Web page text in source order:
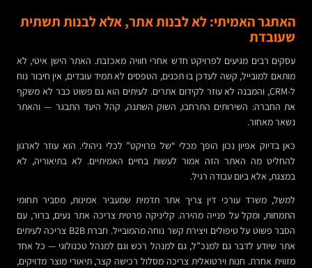
האתגר האמיתי: לא לבנות אתר, אלא לבנות תשתית
שעובדת
עסקים רבים מגיעים לפרויקט חדש אחרי חוויה מאכזבת. האתר הישן איטי, לא
מותאם למובייל, קשה לעדכן בו תכנים, הטפסים לא תמיד עובדים, אין חיבור נוח
ל-CRM, והמבנה לא עוזר לקידום אתרים. לעיתים הוא גם פשוט כבר לא משקף
את החברה: השירותים התרחבו, השוק השתנה, קהל היעד התבגר — והאתר
נשאר מאחור.
כאן בדיוק אפיון נכון הופך מכלי “של פרויקט” לכלי ניהולי. הוא עוזר לארגון
להחליט מה האתר הזה אמור לעשות בחיים האמיתיים. לא בתיאוריה, לא
במצגת, אלא ביום עבודה רגיל.
למשל, משרד עורכי דין צריך אתר תדמית שמעביר אמינות, מסביר תחומי
התמחות, ומקל על פנייה מהירה. קליניקה פרטית צריכה אתר נעים, ברור, עם
הסבר פשוט על טיפולים ויצירת קשר נוחה מהמובייל. חברת B2B צריכה לעיתים
אתר שיודע לדבר גם למנכ”ל, גם למנהל רכש וגם למנהל טכנולוגי — כל אחד
מזווית אחרת. חנות וירטואלית צריכה מסלול רכישה קצר, תיאורי מוצר מדויקים,